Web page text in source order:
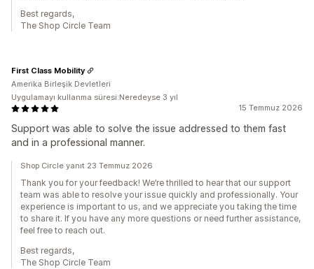
Best regards,
The Shop Circle Team
15 Temmuz 2026
Support was able to solve the issue addressed to them fast
and in a professional manner.
First Class Mobility
Amerika Birleşik Devletleri
Uygulamayı kullanma süresi:Neredeyse 3 yıl
Shop Circle yanıt 23 Temmuz 2026
Thank you for your feedback! We’re thrilled to hear that our support
team was able to resolve your issue quickly and professionally. Your
experience is important to us, and we appreciate you taking the time
to share it. If you have any more questions or need further assistance,
feel free to reach out.
Best regards,
The Shop Circle Team